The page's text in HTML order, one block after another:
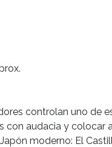
controlan uno de
con audacia y colocar
moderno: El